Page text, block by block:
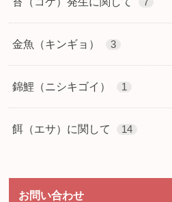
7
金魚（キンギョ） 3
錦鯉（ニシキゴイ） 1
餌（エサ）に関して 14
お問い合わせ